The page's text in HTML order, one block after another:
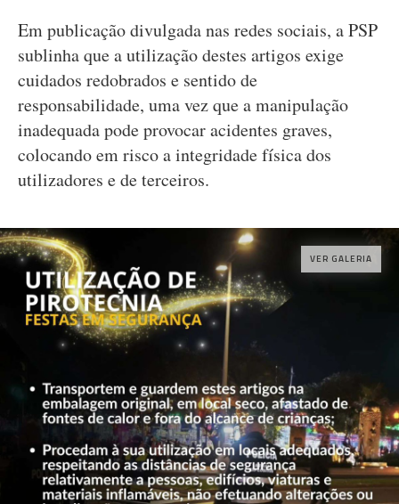
Em publicação divulgada nas redes sociais, a PSP
sublinha que a utilização destes artigos exige
cuidados redobrados e sentido de
responsabilidade, uma vez que a manipulação
inadequada pode provocar acidentes graves,
colocando em risco a integridade física dos
utilizadores e de terceiros.
VER GALERIA